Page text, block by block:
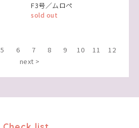
F3号／ムロペ
sold out
5 6 7 8 9 10 11
12
next >